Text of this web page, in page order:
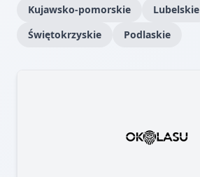
Kujawsko-pomorskie
Lubelskie
Świętokrzyskie
Podlaskie